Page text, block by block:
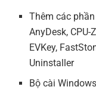
Thêm các
AnyDesk,
EVKey,
Uninstaller
Bộ cài